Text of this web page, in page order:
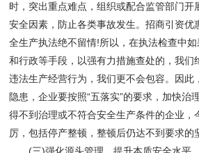
时，突出重点难点，组织或配合监管部门开
安全因素，防止各类事故发生。招商引资优
全生产执法绝不留情!所以，在执法检查中
和行政等手段，以强有力措施查处的，我们
违法生产经营行为，我们更不会包容。因此
隐患，企业要按照“五落实”的要求，加快治
得不到治理或不符合安全生产条件的企业，
厉，包括停产整顿，整顿后仍达不到要求的